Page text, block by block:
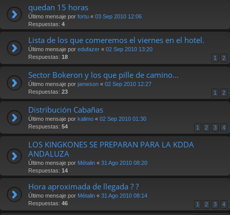
quedan 15 horas
Último mensaje por fortu « 03 Sep 2010 12:06
Respuestas: 4
Lista de los que comeremos el viernes en el hotel.
Último mensaje por edufazer « 02 Sep 2010 13:20
Respuestas: 18 1 2
Sector Bokeron y los que pille de camino...
Último mensaje por jameson « 02 Sep 2010 12:27
Respuestas: 23 1 2
Distribución Cabañas
Último mensaje por kalimo « 02 Sep 2010 01:30
Respuestas: 54 1 2 3 4
LOS KINGKONES SE PREPARAN PARA LA KDDA
ANDALUZA
Último mensaje por Métalin « 31 Ago 2010 08:20
Respuestas: 14
Hora aproximada de llegada ? ?
Último mensaje por Métalin « 31 Ago 2010 08:14
Respuestas: 46 1 2 3 4